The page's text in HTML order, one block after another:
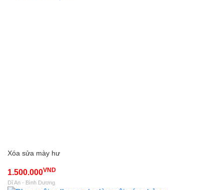
Xóa sửa mày hư
1.500.000VND
Dĩ An - Bình Dương